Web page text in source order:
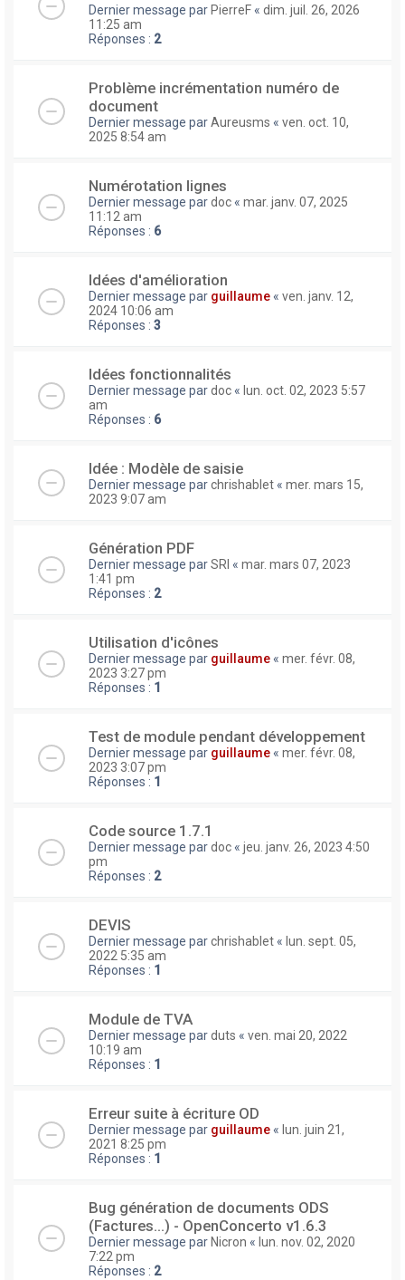
Dernier message parPierreF « dim. juil. 26, 2026
11:25 am
Réponses : 2
Problème incrémentation numéro de
document
Dernier message parAureusms « ven. oct. 10,
2025 8:54 am
Numérotation lignes
Dernier message pardoc « mar. janv. 07, 2025
11:12 am
Réponses : 6
Idées d'amélioration
Dernier message par guillaume « ven. janv. 12,
2024 10:06 am
Réponses : 3
Idées fonctionnalités
Dernier message pardoc « lun. oct. 02, 2023 5:57
am
Réponses : 6
Idée : Modèle de saisie
Dernier message parchrishablet « mer. mars 15,
2023 9:07 am
Génération PDF
Dernier message parSRI « mar. mars 07, 2023
1:41 pm
Réponses : 2
Utilisation d'icônes
Dernier message par guillaume « mer. févr. 08,
2023 3:27 pm
Réponses : 1
Test de module pendant développement
Dernier message par guillaume « mer. févr. 08,
2023 3:07 pm
Réponses : 1
Code source 1.7.1
Dernier message pardoc « jeu. janv. 26, 2023 4:50
pm
Réponses : 2
DEVIS
Dernier message parchrishablet « lun. sept. 05,
2022 5:35 am
Réponses : 1
Module de TVA
Dernier message parduts « ven. mai 20, 2022
10:19 am
Réponses : 1
Erreur suite à écriture OD
Dernier message par guillaume « lun. juin 21,
2021 8:25 pm
Réponses : 1
Bug génération de documents ODS
(Factures...) - OpenConcerto v1.6.3
Dernier message parNicron « lun. nov. 02, 2020
7:22 pm
Réponses : 2